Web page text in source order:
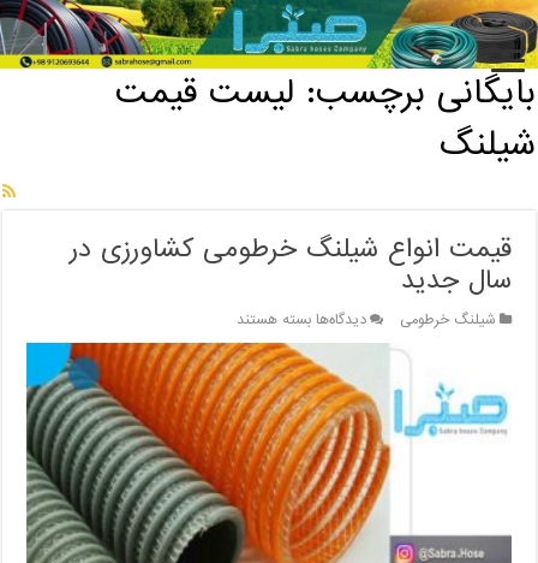
خانه / بایگانی برچسب: لیست قیمت شیلنگ
بایگانی برچسب: لیست قیمت
شیلنگ
قیمت انواع شیلنگ خرطومی کشاورزی در
سال جدید
شیلنگ خرطومی دیدگاه‌هابرای
قیمت
انواع
شیلنگ
خرطومی
کشاورزی
در
سال
جدید
بسته هستند